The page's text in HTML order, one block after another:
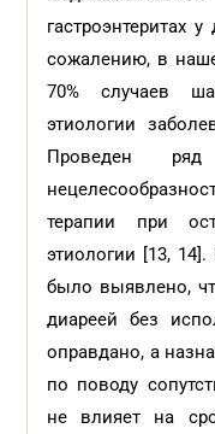
гастроэнтеритах
сожалению, в
70% случаев
этиологии
Проведен
терапии при
этиологии [13,
было выявлено,
диареей без
оправдано, а
по поводу
не влияет на